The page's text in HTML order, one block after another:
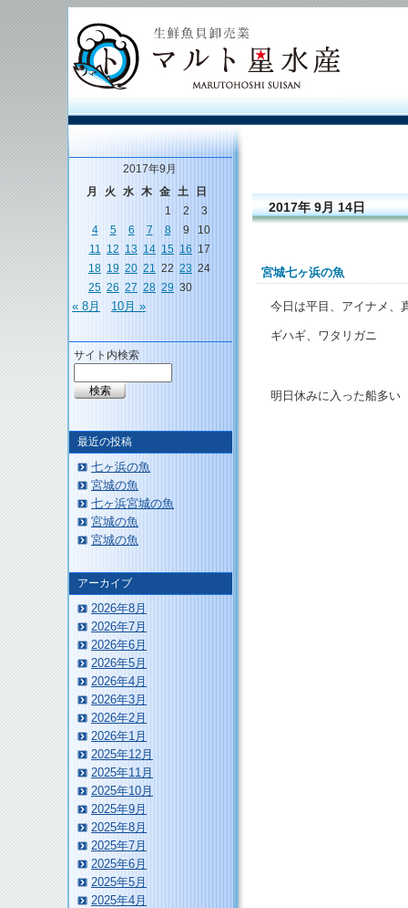
2017年 9月 14日
宮城七ヶ浜の魚
今日は平目、アイナメ、
ギハギ、ワタリガニ
明日休みに入った船多い
2017年9月
月
火 水 木 金 土
日
1
2
3
4
5 6 7 8 9
10
11 12 13 14 15 16 17
18 19 20 21 22 23 24
25 26 27 28 29 30
« 8月 10月 »
サイト内検索
最近の投稿
七ヶ浜の魚
宮城の魚
七ヶ浜宮城の魚
宮城の魚
宮城の魚
アーカイブ
2026年8月
2026年7月
2026年6月
2026年5月
2026年4月
2026年3月
2026年2月
2026年1月
2025年12月
2025年11月
2025年10月
2025年9月
2025年8月
2025年7月
2025年6月
2025年5月
2025年4月